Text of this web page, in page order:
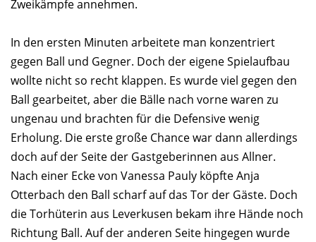
Zweikämpfe annehmen.
In den ersten Minuten arbeitete man konzentriert
gegen Ball und Gegner. Doch der eigene Spielaufbau
wollte nicht so recht klappen. Es wurde viel gegen den
Ball gearbeitet, aber die Bälle nach vorne waren zu
ungenau und brachten für die Defensive wenig
Erholung. Die erste große Chance war dann allerdings
doch auf der Seite der Gastgeberinnen aus Allner.
Nach einer Ecke von Vanessa Pauly köpfte Anja
Otterbach den Ball scharf auf das Tor der Gäste. Doch
die Torhüterin aus Leverkusen bekam ihre Hände noch
Richtung Ball. Auf der anderen Seite hingegen wurde